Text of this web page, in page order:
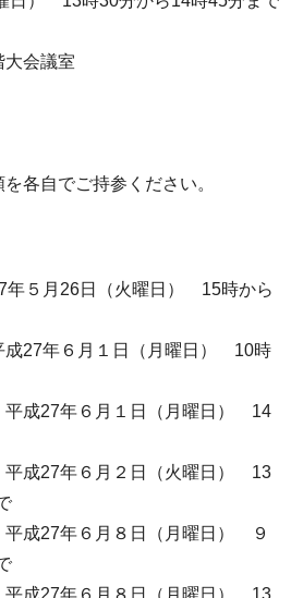
会議室
各自でご持参ください。
年５月26日（火曜日） 15時から
成27年６月１日（月曜日） 10時
平成27年６月１日（月曜日） 14
平成27年６月２日（火曜日） 13
成27年６月８日（月曜日） ９
平成27年６月８日（月曜日） 13